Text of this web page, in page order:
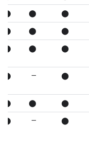
⬤
⬤
⬤
⬤
⬤
⬤
⬤
⬤
⬤
⬤
—
⬤
⬤
⬤
⬤
⬤
—
⬤